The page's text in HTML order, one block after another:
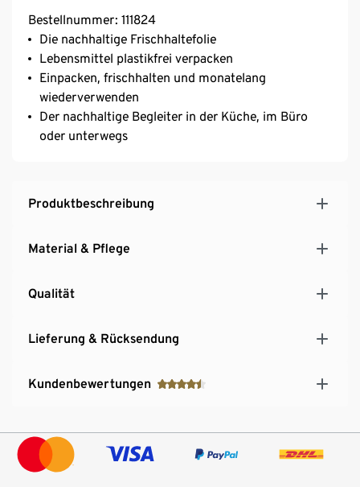
Bestellnummer: 111824
Die nachhaltige Frischhaltefolie
Lebensmittel plastikfrei verpacken
Einpacken, frischhalten und monatelang
wiederverwenden
Der nachhaltige Begleiter in der Küche, im Büro
oder unterwegs
Produktbeschreibung
Material & Pflege
Qualität
Lieferung & Rücksendung
Kundenbewertungen